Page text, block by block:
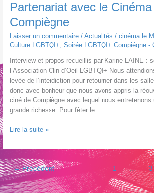
Partenariat avec le
Compiègne
Laisser un commentaire / Actualités / cinéma le
Culture LGBTQI+, Soirée LGBTQI+ Compiégne -
Interview et propos recueillis par Karine LAINE :
l’Association Clin d’Oeil LGBTQI+ Nous
levée de l’interdiction pour retourner dans les
donc avec bonheur que nous avons appris la
ciné de Compiègne avec lequel nous entretenons
grande richesse. Pour fêter le
Partenariat
le
Cinéma
le
Majestic
Compiègne
Lire la suite »
←Précédent 1 … 3